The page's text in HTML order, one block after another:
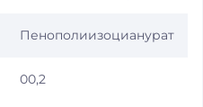
Пенополиизоцианурат
00,2